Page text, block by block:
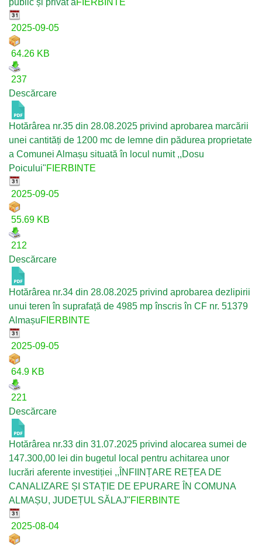
public și privat aFIERBINTE
2025-09-05
64.26 KB
237
Descărcare
Hotărârea nr.35 din 28.08.2025 privind aprobarea marcării
unei cantități de 1200 mc de lemne din pădurea proprietate
a Comunei Almașu situată în locul numit ,,Dosu
Poicului"FIERBINTE
2025-09-05
55.69 KB
212
Descărcare
Hotărârea nr.34 din 28.08.2025 privind aprobarea dezlipirii
unui teren în suprafață de 4985 mp înscris în CF nr. 51379
AlmașuFIERBINTE
2025-09-05
64.9 KB
221
Descărcare
Hotărârea nr.33 din 31.07.2025 privind alocarea sumei de
147.300,00 lei din bugetul local pentru achitarea unor
lucrări aferente investiției ,,ÎNFIINȚARE REȚEA DE
CANALIZARE ȘI STAȚIE DE EPURARE ÎN COMUNA
ALMAȘU, JUDEȚUL SĂLAJ"FIERBINTE
2025-08-04